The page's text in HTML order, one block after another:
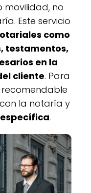
movilidad, no
Este servicio
como
testamentos,
en la
cliente. Para
recomendable
la notaría y
.